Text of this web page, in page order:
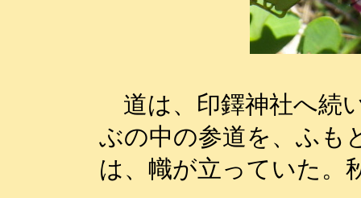
道は、印鐸神社へ続
ぶの中の参道を、ふも
は、幟が立っていた。